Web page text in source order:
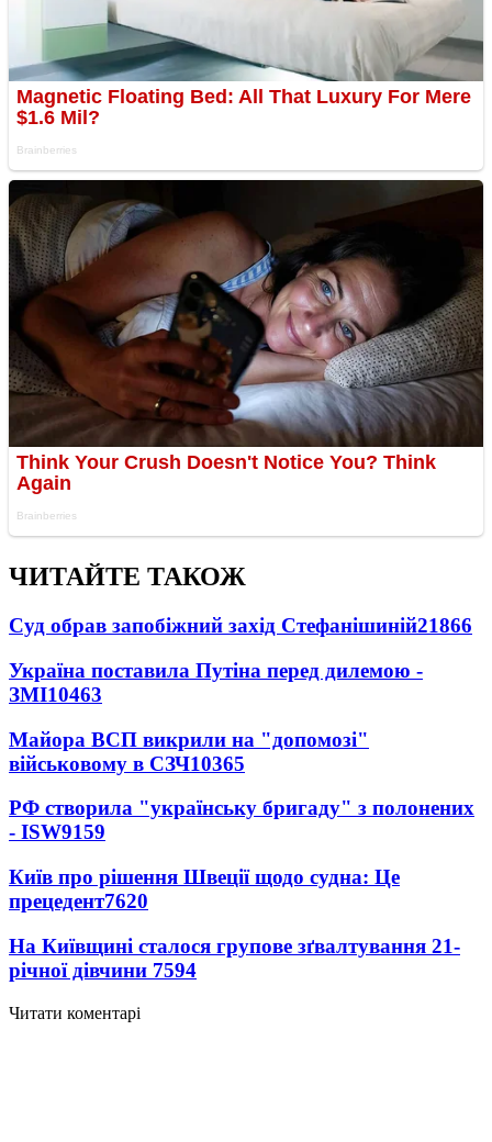
ЧИТАЙТЕ ТАКОЖ
Суд обрав запобіжний захід Стефанішиній21866
Україна поставила Путіна перед дилемою -
ЗМІ10463
Майора ВСП викрили на "допомозі"
військовому в СЗЧ10365
РФ створила "українську бригаду" з полонених
- ISW9159
Київ про рішення Швеції щодо судна: Це
прецедент7620
На Київщині сталося групове зґвалтування 21-
річної дівчини 7594
Читати коментарі